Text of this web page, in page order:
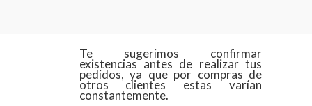
Te sugerimos confirmar
existencias antes de realizar tus
pedidos, ya que por compras de
otros clientes estas varían
constantemente.